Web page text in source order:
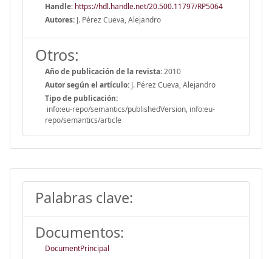
Handle: https://hdl.handle.net/20.500.11797/RP5064
Autores: J. Pérez Cueva, Alejandro
Otros:
Año de publicación de la revista:2010
Autor según el artículo: J. Pérez Cueva, Alejandro
Tipo de publicación:
info:eu-repo/semantics/publishedVersion, info:eu-
repo/semantics/article
Palabras clave:
Documentos:
DocumentPrincipal